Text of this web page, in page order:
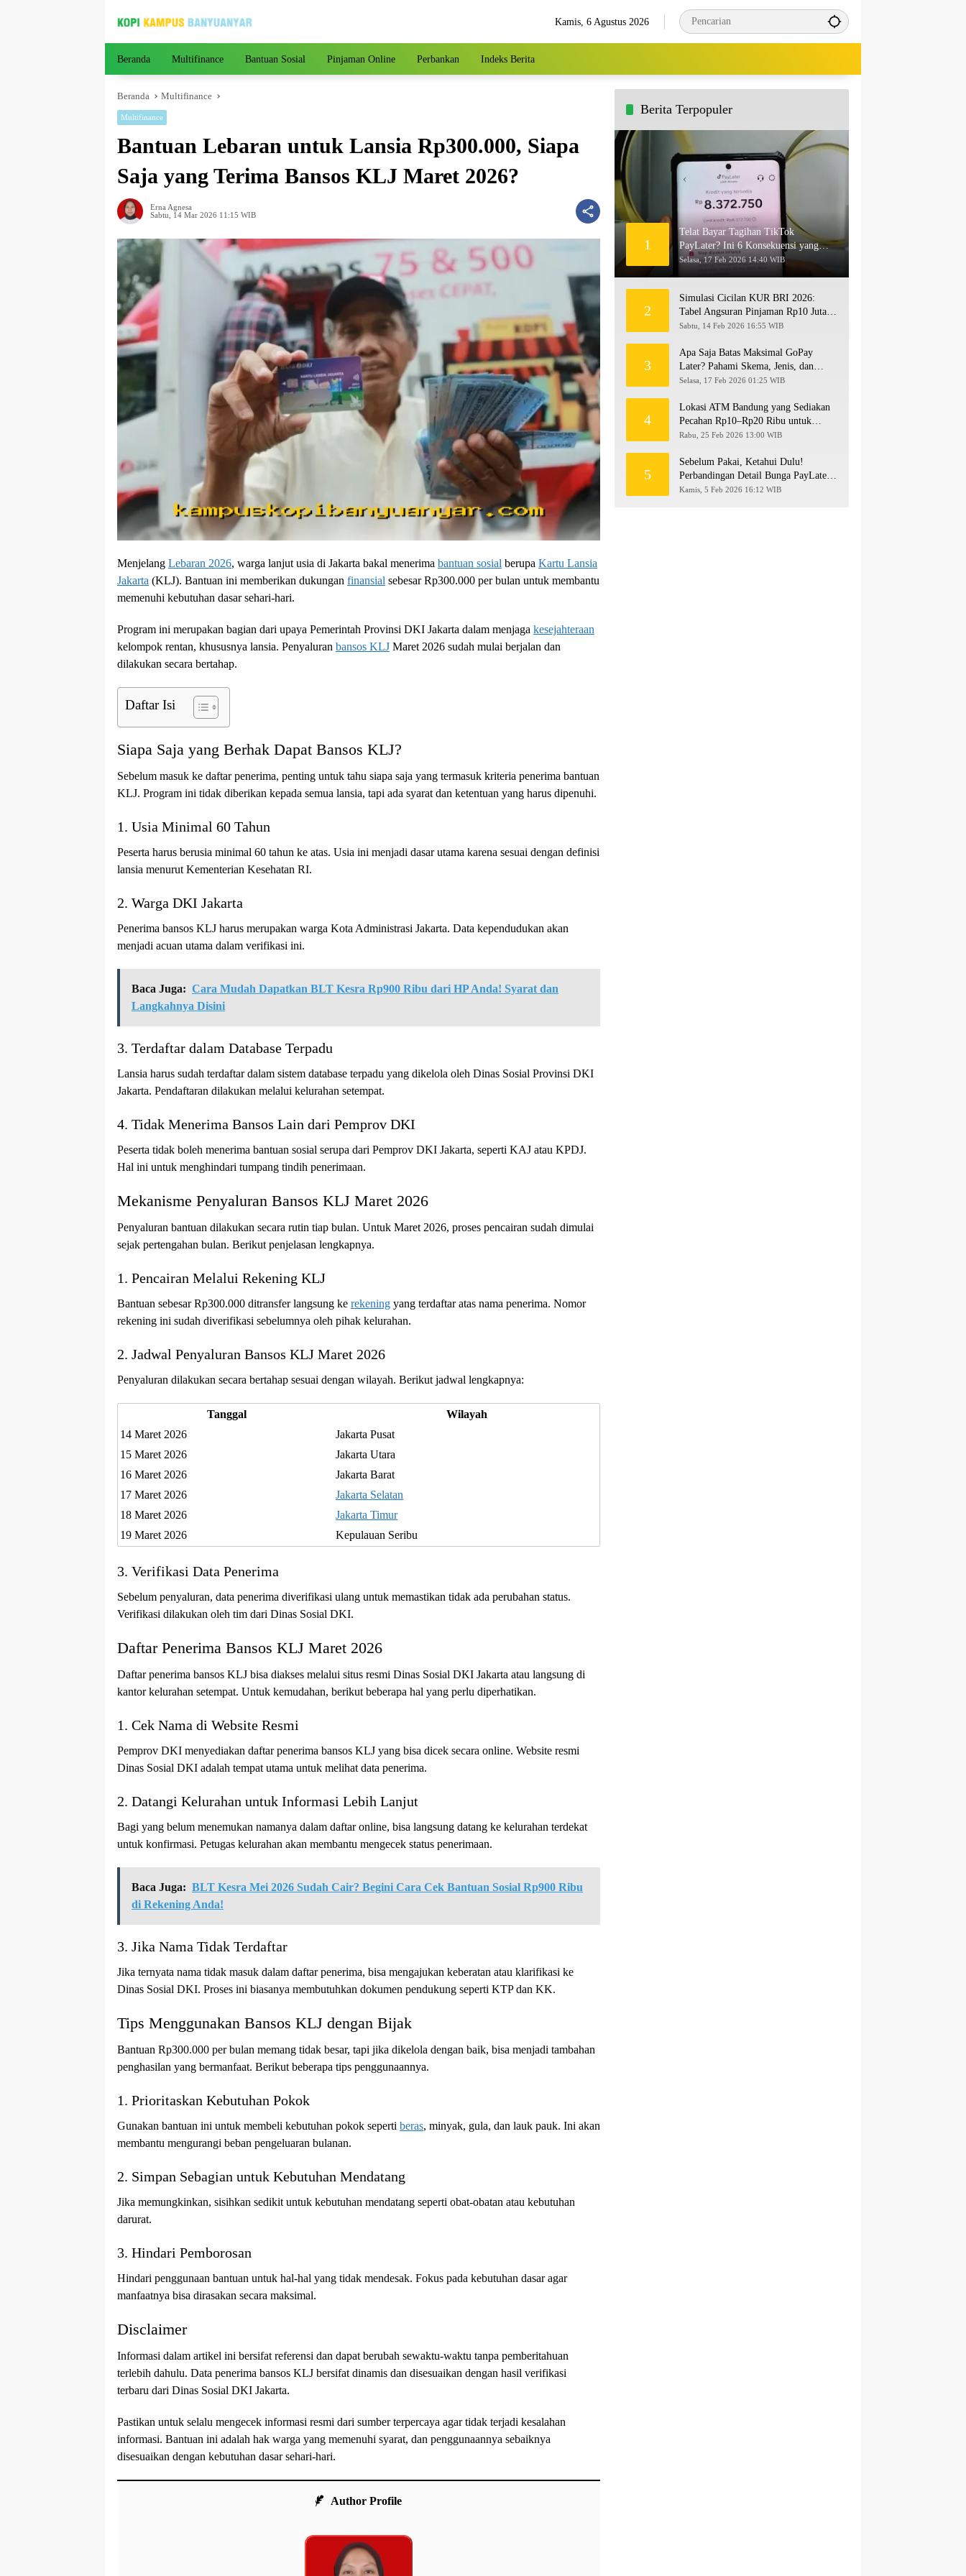
Kamis, 6 Agustus 2026
Beranda Multifinance Bantuan Sosial Pinjaman Online Perbankan Indeks Berita
Beranda Multifinance
Multifinance
Bantuan Lebaran untuk Lansia Rp300.000, Siapa
Saja yang Terima Bansos KLJ Maret 2026?
Erna Agnesa
Sabtu, 14 Mar 2026 11:15 WIB
Menjelang Lebaran 2026, warga lanjut usia di Jakarta bakal menerima bantuan sosial berupa Kartu Lansia
Jakarta (KLJ). Bantuan ini memberikan dukungan finansial sebesar Rp300.000 per bulan untuk membantu
memenuhi kebutuhan dasar sehari-hari.
Program ini merupakan bagian dari upaya Pemerintah Provinsi DKI Jakarta dalam menjaga kesejahteraan
kelompok rentan, khususnya lansia. Penyaluran bansos KLJ Maret 2026 sudah mulai berjalan dan
dilakukan secara bertahap.
Daftar Isi
Siapa Saja yang Berhak Dapat Bansos KLJ?
Sebelum masuk ke daftar penerima, penting untuk tahu siapa saja yang termasuk kriteria penerima bantuan
KLJ. Program ini tidak diberikan kepada semua lansia, tapi ada syarat dan ketentuan yang harus dipenuhi.
1. Usia Minimal 60 Tahun
Peserta harus berusia minimal 60 tahun ke atas. Usia ini menjadi dasar utama karena sesuai dengan definisi
lansia menurut Kementerian Kesehatan RI.
2. Warga DKI Jakarta
Penerima bansos KLJ harus merupakan warga Kota Administrasi Jakarta. Data kependudukan akan
menjadi acuan utama dalam verifikasi ini.
Baca Juga: Cara Mudah Dapatkan BLT Kesra Rp900 Ribu dari HP Anda! Syarat dan
Langkahnya Disini
3. Terdaftar dalam Database Terpadu
Lansia harus sudah terdaftar dalam sistem database terpadu yang dikelola oleh Dinas Sosial Provinsi DKI
Jakarta. Pendaftaran dilakukan melalui kelurahan setempat.
4. Tidak Menerima Bansos Lain dari Pemprov DKI
Peserta tidak boleh menerima bantuan sosial serupa dari Pemprov DKI Jakarta, seperti KAJ atau KPDJ.
Hal ini untuk menghindari tumpang tindih penerimaan.
Mekanisme Penyaluran Bansos KLJ Maret 2026
Penyaluran bantuan dilakukan secara rutin tiap bulan. Untuk Maret 2026, proses pencairan sudah dimulai
sejak pertengahan bulan. Berikut penjelasan lengkapnya.
1. Pencairan Melalui Rekening KLJ
Bantuan sebesar Rp300.000 ditransfer langsung ke rekening yang terdaftar atas nama penerima. Nomor
rekening ini sudah diverifikasi sebelumnya oleh pihak kelurahan.
2. Jadwal Penyaluran Bansos KLJ Maret 2026
Penyaluran dilakukan secara bertahap sesuai dengan wilayah. Berikut jadwal lengkapnya:
Tanggal
Wilayah
14 Maret 2026
Jakarta Pusat
15 Maret 2026
Jakarta Utara
16 Maret 2026
Jakarta Barat
17 Maret 2026
Jakarta Selatan
18 Maret 2026
Jakarta Timur
19 Maret 2026
Kepulauan Seribu
3. Verifikasi Data Penerima
Sebelum penyaluran, data penerima diverifikasi ulang untuk memastikan tidak ada perubahan status.
Verifikasi dilakukan oleh tim dari Dinas Sosial DKI.
Daftar Penerima Bansos KLJ Maret 2026
Daftar penerima bansos KLJ bisa diakses melalui situs resmi Dinas Sosial DKI Jakarta atau langsung di
kantor kelurahan setempat. Untuk kemudahan, berikut beberapa hal yang perlu diperhatikan.
1. Cek Nama di Website Resmi
Pemprov DKI menyediakan daftar penerima bansos KLJ yang bisa dicek secara online. Website resmi
Dinas Sosial DKI adalah tempat utama untuk melihat data penerima.
2. Datangi Kelurahan untuk Informasi Lebih Lanjut
Bagi yang belum menemukan namanya dalam daftar online, bisa langsung datang ke kelurahan terdekat
untuk konfirmasi. Petugas kelurahan akan membantu mengecek status penerimaan.
Baca Juga: BLT Kesra Mei 2026 Sudah Cair? Begini Cara Cek Bantuan Sosial Rp900 Ribu
di Rekening Anda!
3. Jika Nama Tidak Terdaftar
Jika ternyata nama tidak masuk dalam daftar penerima, bisa mengajukan keberatan atau klarifikasi ke
Dinas Sosial DKI. Proses ini biasanya membutuhkan dokumen pendukung seperti KTP dan KK.
Tips Menggunakan Bansos KLJ dengan Bijak
Bantuan Rp300.000 per bulan memang tidak besar, tapi jika dikelola dengan baik, bisa menjadi tambahan
penghasilan yang bermanfaat. Berikut beberapa tips penggunaannya.
1. Prioritaskan Kebutuhan Pokok
Gunakan bantuan ini untuk membeli kebutuhan pokok seperti beras, minyak, gula, dan lauk pauk. Ini akan
membantu mengurangi beban pengeluaran bulanan.
2. Simpan Sebagian untuk Kebutuhan Mendatang
Jika memungkinkan, sisihkan sedikit untuk kebutuhan mendatang seperti obat-obatan atau kebutuhan
darurat.
3. Hindari Pemborosan
Hindari penggunaan bantuan untuk hal-hal yang tidak mendesak. Fokus pada kebutuhan dasar agar
manfaatnya bisa dirasakan secara maksimal.
Disclaimer
Informasi dalam artikel ini bersifat referensi dan dapat berubah sewaktu-waktu tanpa pemberitahuan
terlebih dahulu. Data penerima bansos KLJ bersifat dinamis dan disesuaikan dengan hasil verifikasi
terbaru dari Dinas Sosial DKI Jakarta.
Pastikan untuk selalu mengecek informasi resmi dari sumber terpercaya agar tidak terjadi kesalahan
informasi. Bantuan ini adalah hak warga yang memenuhi syarat, dan penggunaannya sebaiknya
disesuaikan dengan kebutuhan dasar sehari-hari.
Author Profile
Berita Terpopuler
1
Telat Bayar Tagihan TikTok
PayLater? Ini 6 Konsekuensi yang
Akan Terjadi
Selasa, 17 Feb 2026 14:40 WIB
2
Simulasi Cicilan KUR BRI 2026:
Tabel Angsuran Pinjaman Rp10 Juta
hingga Rp500 Juta
Sabtu, 14 Feb 2026 16:55 WIB
3
Apa Saja Batas Maksimal GoPay
Later? Pahami Skema, Jenis, dan
Langkah Upgrade Limit
Selasa, 17 Feb 2026 01:25 WIB
4
Lokasi ATM Bandung yang Sediakan
Pecahan Rp10–Rp20 Ribu untuk
Persiapan THR 2026!
Rabu, 25 Feb 2026 13:00 WIB
5
Sebelum Pakai, Ketahui Dulu!
Perbandingan Detail Bunga PayLater
Kredivo, SPayLater, dan SPinjam
Kamis, 5 Feb 2026 16:12 WIB